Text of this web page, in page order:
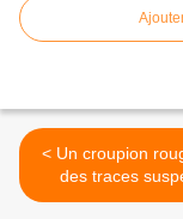
< Un croupion rouge avec
des traces